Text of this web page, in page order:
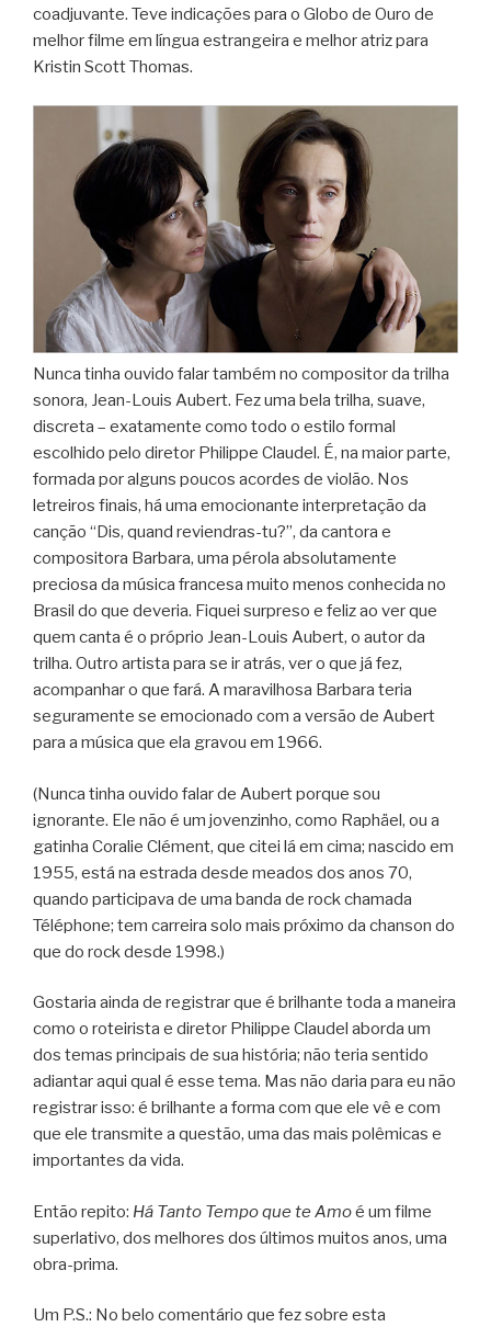
coadjuvante. Teve indicações para o Globo de Ouro de
melhor filme em língua estrangeira e melhor atriz para
Kristin Scott Thomas.
Nunca tinha ouvido falar também no compositor da trilha
sonora, Jean-Louis Aubert. Fez uma bela trilha, suave,
discreta – exatamente como todo o estilo formal
escolhido pelo diretor Philippe Claudel. É, na maior parte,
formada por alguns poucos acordes de violão. Nos
letreiros finais, há uma emocionante interpretação da
canção “Dis, quand reviendras-tu?”, da cantora e
compositora Barbara, uma pérola absolutamente
preciosa da música francesa muito menos conhecida no
Brasil do que deveria. Fiquei surpreso e feliz ao ver que
quem canta é o próprio Jean-Louis Aubert, o autor da
trilha. Outro artista para se ir atrás, ver o que já fez,
acompanhar o que fará. A maravilhosa Barbara teria
seguramente se emocionado com a versão de Aubert
para a música que ela gravou em 1966.
(Nunca tinha ouvido falar de Aubert porque sou
ignorante. Ele não é um jovenzinho, como Raphäel, ou a
gatinha Coralie Clément, que citei lá em cima; nascido em
1955, está na estrada desde meados dos anos 70,
quando participava de uma banda de rock chamada
Téléphone; tem carreira solo mais próximo da chanson do
que do rock desde 1998.)
Gostaria ainda de registrar que é brilhante toda a maneira
como o roteirista e diretor Philippe Claudel aborda um
dos temas principais de sua história; não teria sentido
adiantar aqui qual é esse tema. Mas não daria para eu não
registrar isso: é brilhante a forma com que ele vê e com
que ele transmite a questão, uma das mais polêmicas e
importantes da vida.
Então repito: Há Tanto Tempo que te Amoé um filme
superlativo, dos melhores dos últimos muitos anos, uma
obra-prima.
Um P.S.: No belo comentário que fez sobre esta